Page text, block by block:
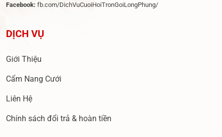
Facebook: fb.com/DichVuCuoiHoiTronGoiLongPhung/
DỊCH VỤ
Giới Thiệu
Cẩm Nang Cưới
Liên Hệ
Chính sách đổi trả & hoàn tiền